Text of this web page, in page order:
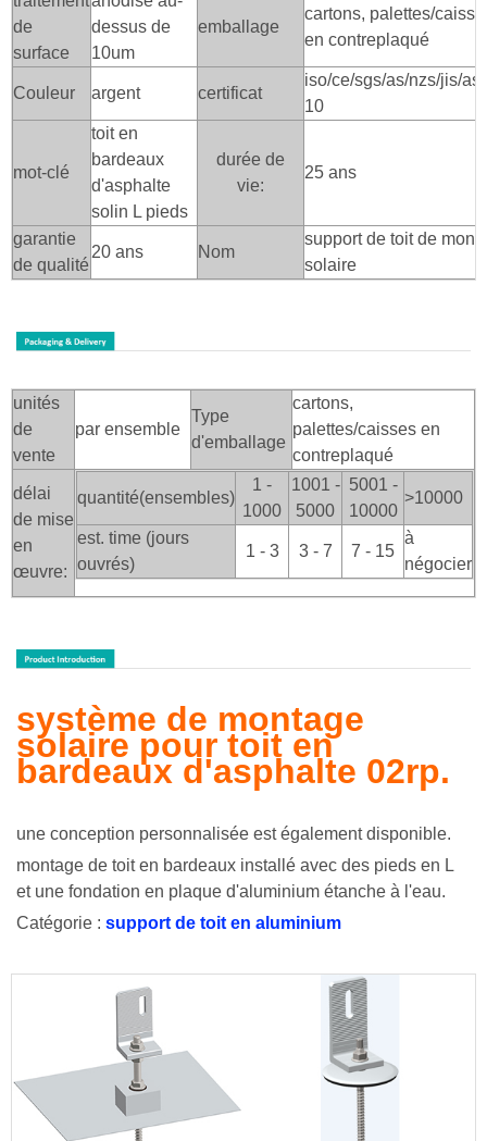
de
surface
dessus de
10um
emballage
cartons, palettes/
en contreplaqué
Couleur argent certificat
iso/ce/sgs/as/nzs/jis/
10
mot-clé
toit en
bardeaux
d'asphalte
solin L pieds
durée de
vie:
25 ans
garantie
de qualité
20 ans Nom
support de toit de
solaire
unités
de
vente
par ensemble
Type
d'emballage
cartons,
palettes/caisses en
contreplaqué
délai
de mise
en
œuvre:
quantité(ensembles)
1 -
1000
1001 -
5000
5001 -
10000
>10000
est. time (jours
ouvrés)
1 - 3 3 - 7 7 - 15
à
négocier
système de montage
solaire pour toit en
bardeaux d'asphalte 02rp.
une conception personnalisée est également disponible.
montage de toit en bardeaux installé avec des pieds en L
et une fondation en plaque d'aluminium étanche à l'eau.
Catégorie : support de toit en aluminium